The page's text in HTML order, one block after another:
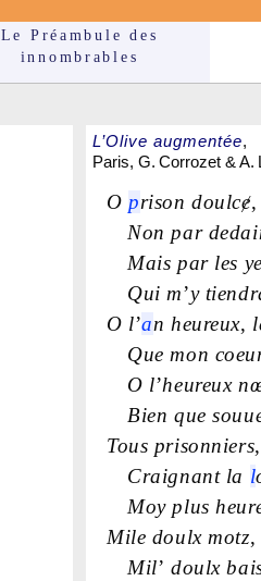
Le Préam­bule des
innom­brables
L’Olive augmentée,
Paris, G. Corrozet & A.
Oprison doulcɇ,
Non par
Mais par les
Qui m’y
O l’an heureux,
Que mon
O l’heureux
Bien que
Tous prisonniers,
Craignant la l
Moy plus
Mile doulx motz,
Mil’ doulx